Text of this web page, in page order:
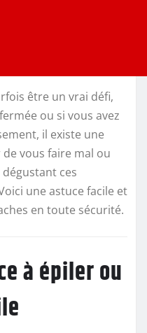
être un vrai défi,
ou si vous avez
il existe une
vous faire mal ou
ces
une astuce facile et
en toute sécurité.
à épiler ou